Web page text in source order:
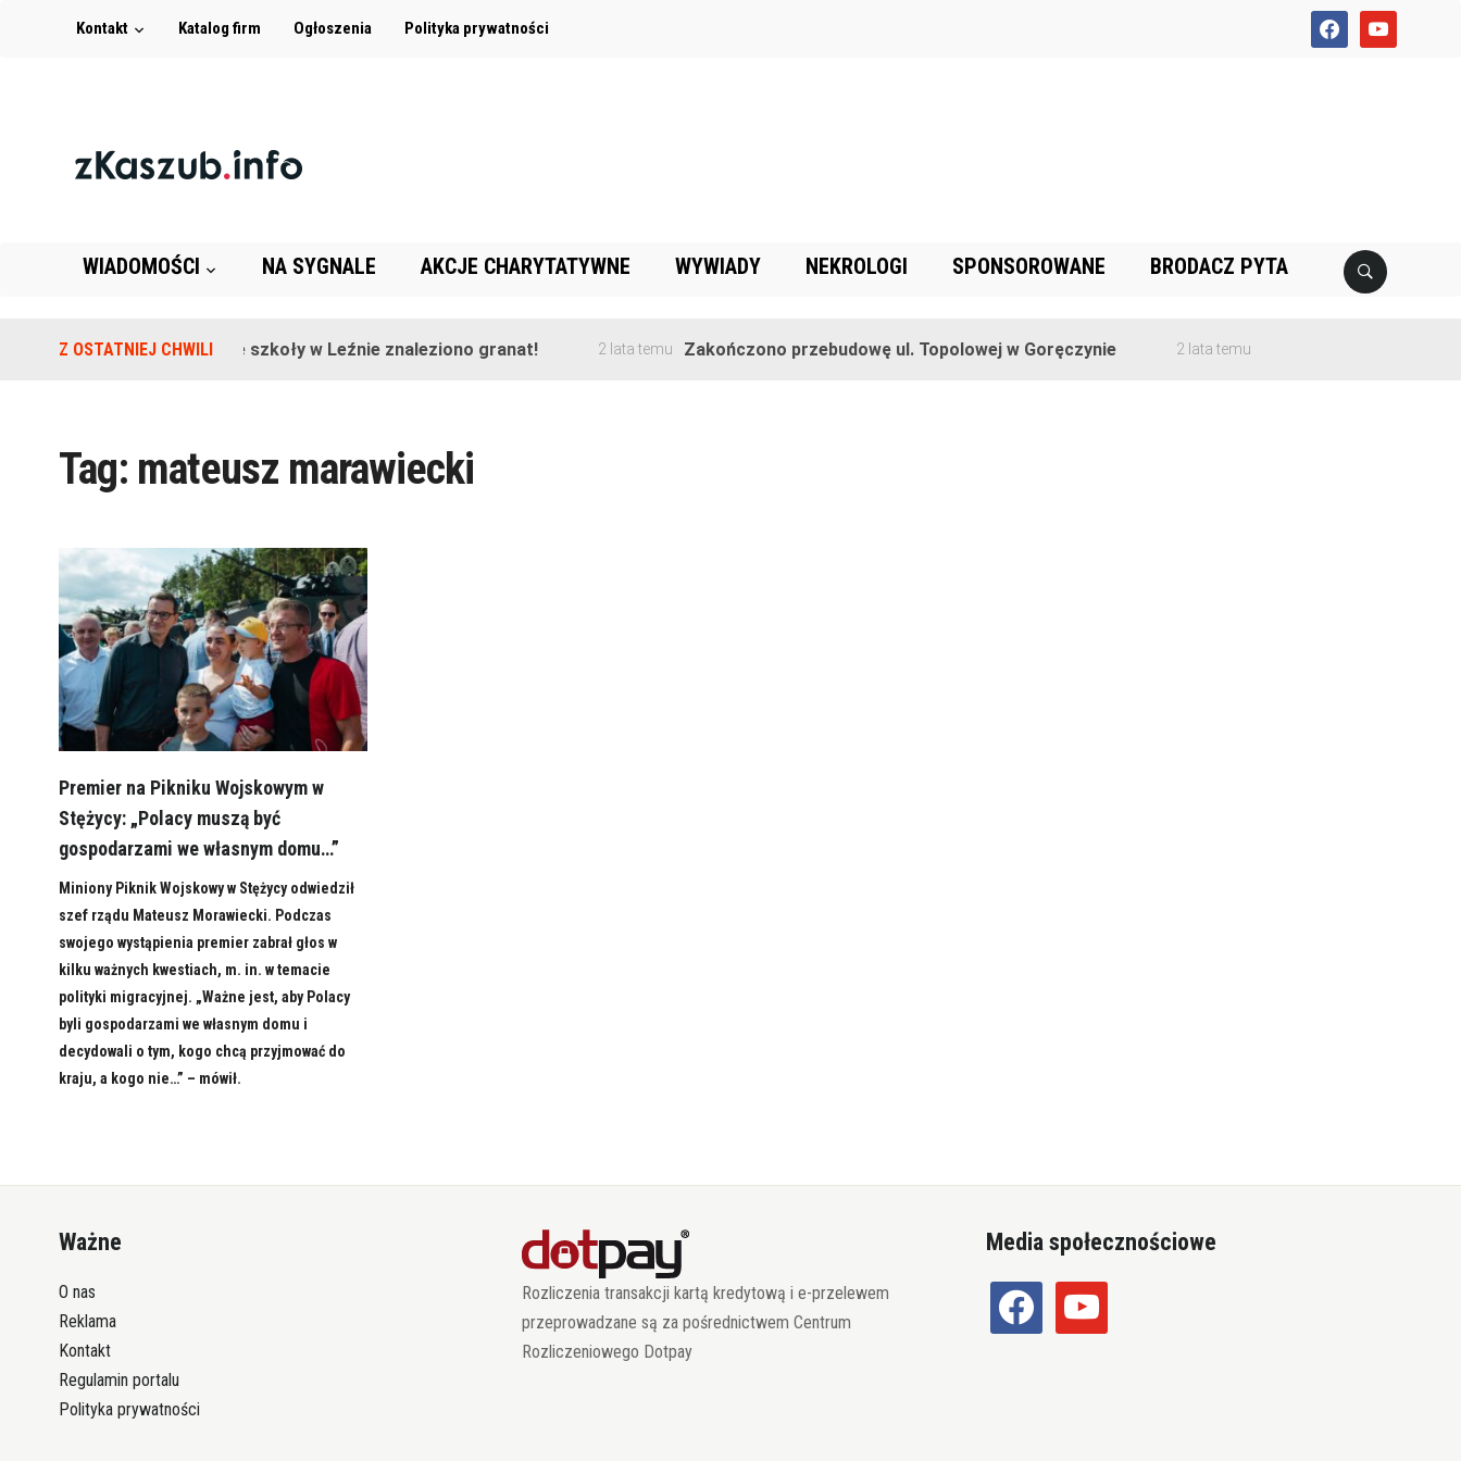
facebookyoutube
Kontakt Katalog firm Ogłoszenia Polityka prywatności
WIADOMOŚCI NA SYGNALE AKCJE CHARYTATYWNE WYWIADY NEKROLOGI SPONSOROWANE BRODACZ PYTA
Z OSTATNIEJ CHWILINa terenie szkoły w Leźnie znaleziono granat! 2 lata temu Zakończono przebudowę ul. Topolowej w Goręczynie 2 lata temu
Tag: mateusz marawiecki
Premier na Pikniku Wojskowym w
Stężycy: „Polacy muszą być
gospodarzami we własnym domu…”
Miniony Piknik Wojskowy w Stężycy odwiedził
szef rządu Mateusz Morawiecki. Podczas
swojego wystąpienia premier zabrał głos w
kilku ważnych kwestiach, m. in. w temacie
polityki migracyjnej. „Ważne jest, aby Polacy
byli gospodarzami we własnym domu i
decydowali o tym, kogo chcą przyjmować do
kraju, a kogo nie…” – mówił.
Ważne
O nas
Reklama
Kontakt
Regulamin portalu
Polityka prywatności
Rozliczenia transakcji kartą kredytową i e-przelewem
przeprowadzane są za pośrednictwem Centrum
Rozliczeniowego Dotpay
Media społecznościowe
facebook youtube